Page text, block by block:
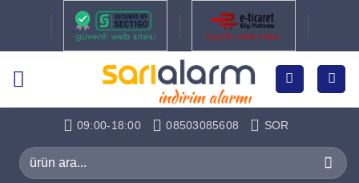
09:00-18:00 08503085608 SOR
Ara: